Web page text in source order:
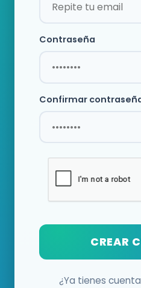
Contraseña
Confirmar
CREAR
¿Ya tienes